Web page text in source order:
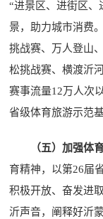
“进景区、进街区、
景，助力城市消费
挑战赛、万人登山
松挑战赛、横渡沂
赛事流量12万人次
省级体育旅游示范
（五）加强体
育精神，以第26届
积极开放、奋发进
沂声音，阐释好沂